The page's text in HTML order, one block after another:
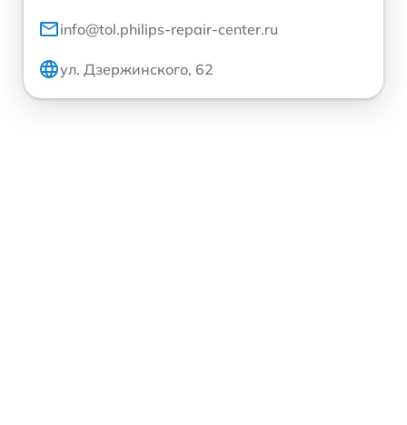
info@tol.philips-repair-center.ru
ул. Дзержинского, 62